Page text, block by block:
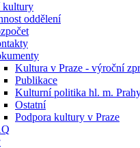
kultury
oddělení
Kultura v Praze - výroční
Publikace
Kulturní politika hl. m.
Ostatní
Podpora kultury v Praze